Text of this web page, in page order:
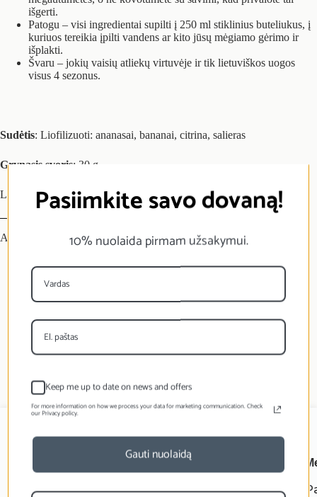
išgerti.
Patogu – visi ingredientai supilti į 250 ml stiklinius buteliukus, į
kuriuos tereikia įpilti vandens ar kito jūsų mėgiamo gėrimo ir
išplakti.
Švaru – jokių vaisių atliekų virtuvėje ir tik lietuviškos uogos
visus 4 sezonus.
Sudėtis: Liofilizuoti: ananasai, bananai, citrina, salieras
Grynasis svoris: 30 g
Laikyti sausoje, tamsioje ir vėsioje vietoje.
Atsiliepimai (0)
Pasiimkite savo dovaną!
10% nuolaida pirmam užsakymui.
Keep me up to date on news and offers
For more information on how we process your data for marketing communication. Check
our Privacy policy.
Gauti nuolaidą